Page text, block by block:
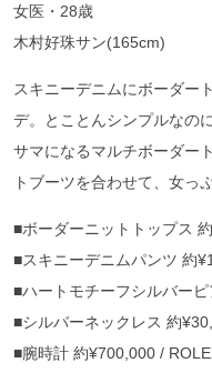
女医・ 28歳
木村好珠サン(165cm)
スキニーデニムにボーダー
デ。とことんシンプルなの
サマになるマルチボーダー
トブーツを合わせて、女っ
■ボーダーニットトップス 約
■スキニーデニムパンツ 約
■ハートモチーフシルバーピ
■シルバーネックレス 約
■腕時計 約¥700,000 /